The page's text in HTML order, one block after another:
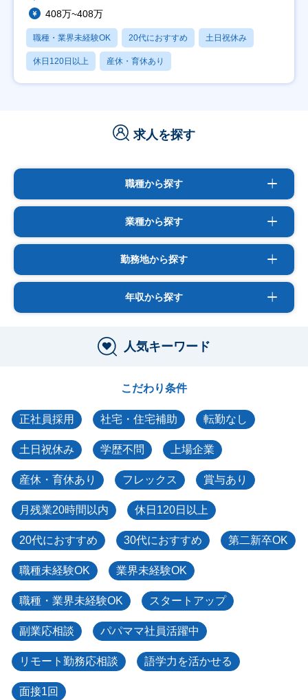
408万~408万
職種・業界未経験OK 20代におすすめ 土日祝休み
休日120日以上 産休・育休あり
求人を探す
職種から探す
業種から探す
勤務地から探す
年収から探す
人気キーワード
こだわり条件
正社員採用 社宅・住宅補助 転勤なし
土日祝休み 学歴不問 上場企業
産休・育休あり フレックス 賞与あり
月残業20時間以内 休日120日以上
20代におすすめ 30代におすすめ 第二新卒OK
職種未経験OK 業界未経験OK
職種・業界未経験OK スタートアップ
副業応相談 パパママ社員活躍中
リモート勤務応相談 語学力を活かせる
面接1回